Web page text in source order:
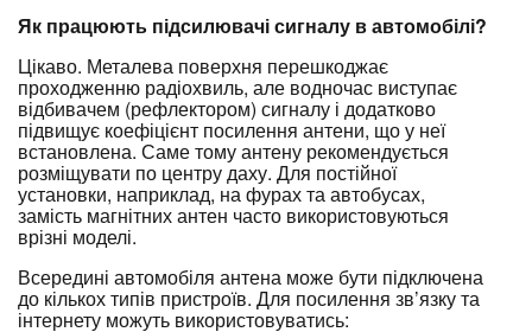
Як працюють підсилювачі сигналу в автомобілі?
Цікаво. Металева поверхня перешкоджає
проходженню радіохвиль, але водночас виступає
відбивачем (рефлектором) сигналу і додатково
підвищує коефіцієнт посилення антени, що у неї
встановлена. Саме тому антену рекомендується
розміщувати по центру даху. Для постійної
установки, наприклад, на фурах та автобусах,
замість магнітних антен часто використовуються
врізні моделі.
Всередині автомобіля антена може бути підключена
до кількох типів пристроїв. Для посилення зв’язку та
інтернету можуть використовуватись: